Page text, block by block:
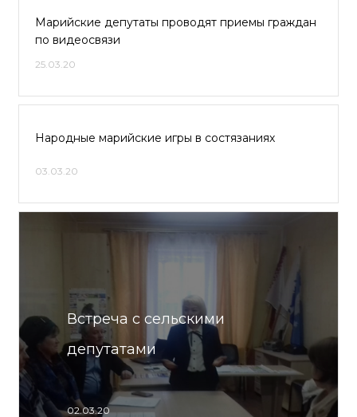
Марийские депутаты проводят приемы граждан
по видеосвязи
25.03.20
Народные марийские игры в состязаниях
03.03.20
Встреча с сельскими
депутатами
02.03.20